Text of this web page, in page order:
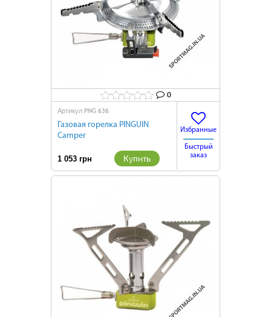
0
Артикул PNG 636
Газовая горелка PINGUIN
Camper
1 053 грн Купить
Избранные
Быстрый
заказ